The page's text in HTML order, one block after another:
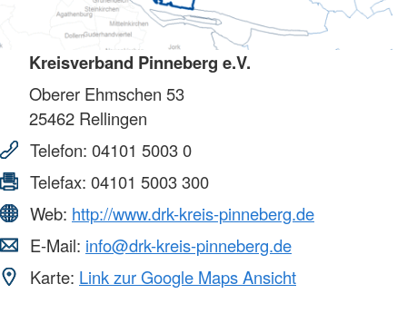
Kreisverband Pinneberg e.V.
Oberer Ehmschen 53
25462 Rellingen
Telefon: 04101 5003 0
Telefax: 04101 5003 300
Web: http://www.drk-kreis-pinneberg.de
E-Mail: info@drk-kreis-pinneberg.de
Karte: Link zur Google Maps Ansicht